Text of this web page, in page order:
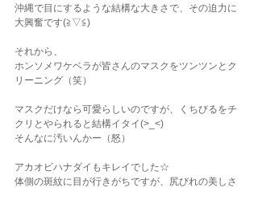
沖縄で目にするような結構な大きさで、その迫力に
大興奮です(≧▽≦)
それから、
ホンソメワケベラが皆さんのマスクをツンツンとク
リーニング（笑）
マスクだけなら可愛らしいのですが、くちびるをチ
クリとやられると結構イタイ(>_<)
そんなに汚いんかー（怒）
アカオビハナダイもキレイでした☆
体側の斑紋に目が行きがちですが、尻びれの美しさ